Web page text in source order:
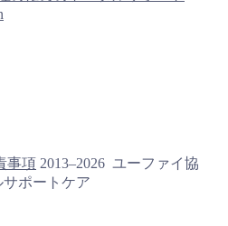
事項 2013–2026 ユーファイ協
ポートケア